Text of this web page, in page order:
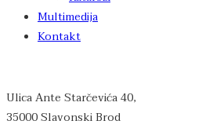
Multimedija
Kontakt
Ulica Ante Starčevića 40,
35000 Slavonski Brod